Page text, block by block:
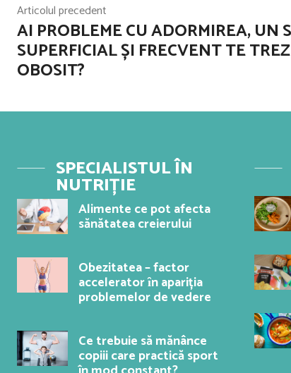
Articolul precedent
AI PROBLEME CU ADORMIREA, UN
SUPERFICIAL ȘI FRECVENT TE
OBOSIT?
SPECIALISTUL ÎN
NUTRIȚIE
Alimente ce pot afecta
sănătatea creierului
Obezitatea – factor
accelerator ȋn apariția
problemelor de vedere
Ce trebuie să mănânce
copiii care practică sport